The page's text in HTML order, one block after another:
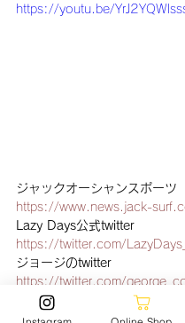
https://youtu.be/
ジャックオーシャンスポーツ
https://www.news.jack-
Lazy Days公式twitter
https://twitter.com/
ジョージのtwitter
https://twitter.com/
surfers 撮影協力
https://